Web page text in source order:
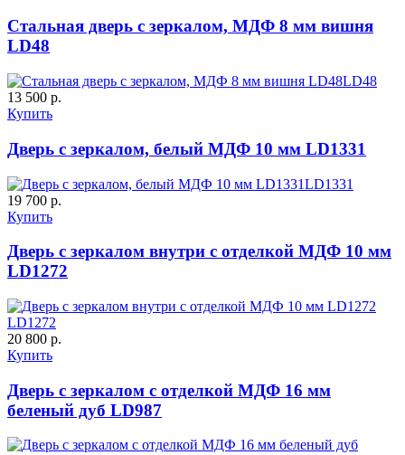
Стальная дверь с зеркалом, МДФ 8 мм вишня
LD48
LD48
13 500 р.
Купить
Дверь с зеркалом, белый МДФ 10 мм LD1331
LD1331
19 700 р.
Купить
Дверь с зеркалом внутри с отделкой МДФ 10 мм
LD1272
LD1272
20 800 р.
Купить
Дверь с зеркалом с отделкой МДФ 16 мм
беленый дуб LD987